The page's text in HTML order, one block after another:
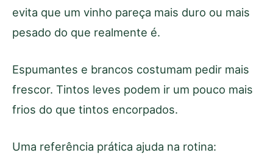
evita que um vinho pareça mais duro ou mais
pesado do que realmente é.
Espumantes e brancos costumam pedir mais
frescor. Tintos leves podem ir um pouco mais
frios do que tintos encorpados.
Uma referência prática ajuda na rotina: